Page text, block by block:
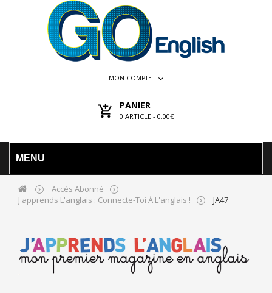
MON COMPTE
PANIER
0 ARTICLE - 0,00€
MENU
Accès Abonné
J'apprends L'anglais : Connecte-Toi À L'anglais !
JA47